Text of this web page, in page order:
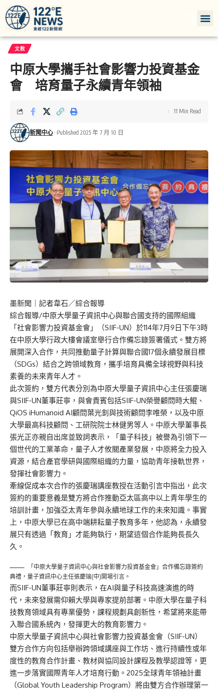
文教
中原大學攜手社會影響力投資基金
會 培育量子永續青年領袖
新聞中心 Published 2025 年 7 月 10 日
11 Min Read
墨新聞
｜記者韋石／綜合報導
綜合報導/中原大學量子資訊中心與聯合國支持的國際組織
「社會影響力投資基金會」（SIIF-UN）於114年7月9日下午3時
在中原大學行政大樓會議室舉行合作備忘錄簽署儀式。雙方將
展開深入合作，共同推動量子計算與聯合國17個永續發展目標
（SDGs）結合之跨領域教育，攜手培育具備全球視野與科技
素養的未來青年人才。
此次簽約，雙方代表分別為中原大學量子資訊中心主任張慶瑞
與SIIF-UN董事莊寧，與會貴賓包括SIIF-UN榮譽顧問時大鯤、
QiOS iHumanoid AI顧問葉光釗與技術顧問李唯榮，以及中原
大學最高科技顧問、工研院院士林健男等人。中原大學董事長
張光正亦親自出席並致詞表示，「量子科技」被譽為引領下一
個世代的工業革命，量子人才攸關產業發展，中原將全力投入
資源，結合產官學研與國際組織的力量，協助青年接軌世界，
發揮社會影響力。
牽線促成本次合作的張慶瑞講座教授在活動引言中指出，此次
簽約的重要意義是雙方將合作推動亞太區高中以上青年學生的
培訓計畫，加強亞太青年參與永續地球工作的未來知識。事實
上，中原大學已在高中端耕耘量子教育多年，他認為，永續發
展只有透過「教育」才能夠執行，期望這個合作能夠長長久
久。
「中原大學量子資訊中心與社會影響力投資基金會」合作備忘錄簽約
典禮，量子資訊中心主任張慶瑞(中)開場引言。
而SIIF-UN董事莊寧則表示，在AI與量子科技高速演進的時
代，未來發展需仰賴大學與專家提前部署。中原大學在量子科
技教育領域具有專業優勢，課程規劃具創新性，希望將來能帶
入聯合國系統內，發揮更大的教育影響力。
中原大學量子資訊中心與社會影響力投資基金會（SIIF-UN）
雙方合作方向包括舉辦跨領域講座與工作坊、進行持續性或年
度性的教育合作計畫、教材與協同設計課程及教學認證等，更
進一步落實國際青年人才培育行動。2025全球青年領袖計畫
（Global Youth Leadership Program）將由雙方合作辦理第一